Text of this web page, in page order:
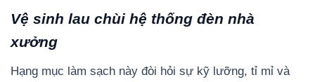
Vệ sinh lau chùi hệ thống đèn nhà
xưởng
Hạng mục làm sạch này đòi hỏi sự kỹ lưỡng, tỉ mỉ và